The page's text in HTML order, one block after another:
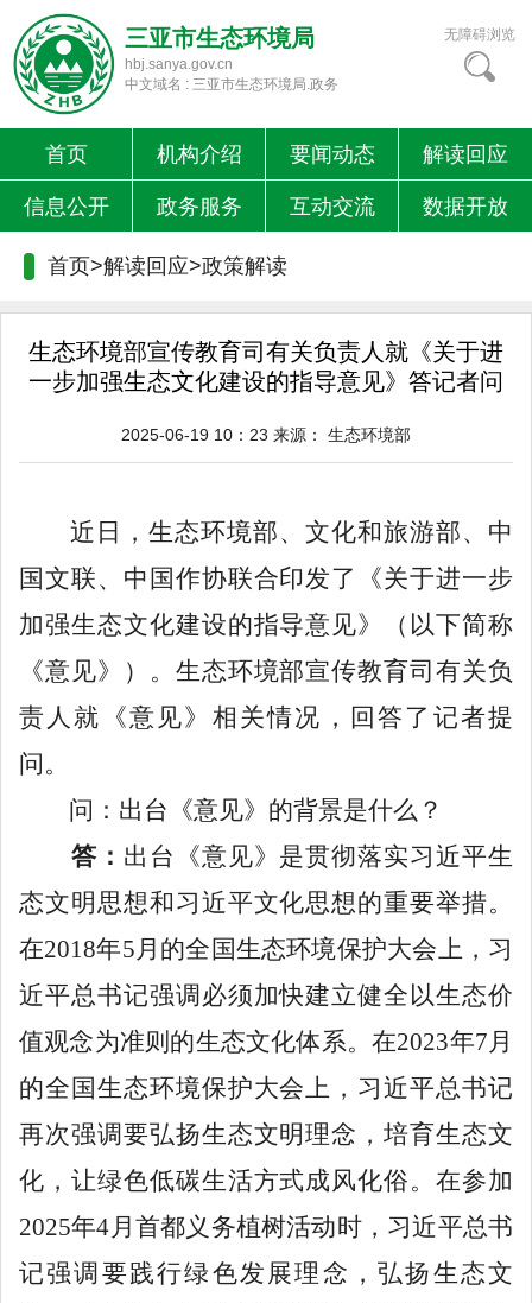
三亚市生态环境局
hbj.sanya.gov.cn
中文域名 : 三亚市生态环境局.政务
无障碍浏览
首页 机构介绍 要闻动态 解读回应
信息公开 政务服务 互动交流 数据开放
首页>解读回应>政策解读
生态环境部宣传教育司有关负责人就《关于进
一步加强生态文化建设的指导意见》答记者问
2025-06-19 10：23 来源： 生态环境部
近日，生态环境部、文化和旅游部、中
国文联、中国作协联合印发了
《关于进一步
加强生态文化建设的指导意见》
（以下简称
《意见》）。生态环境部宣传教育司有关负
责人就《意见》相关情况，回答了记者提
问。
问：出台《意见》的背景是什么？
答： 出台《意见》是贯彻落实习近平生
态文明思想和习近平文化思想的重要举措。
在2018年5月的全国生态环境保护大会上，习
近平总书记强调必须加快建立健全以生态价
值观念为准则的生态文化体系。在2023年7月
的全国生态环境保护大会上，习近平总书记
再次强调要弘扬生态文明理念，培育生态文
化，让绿色低碳生活方式成风化俗。在参加
2025年4月首都义务植树活动时，习近平总书
记强调要践行绿色发展理念，弘扬生态文